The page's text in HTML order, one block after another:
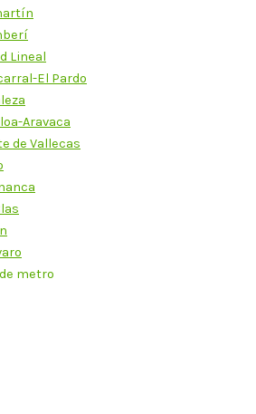
Lineal
El Pardo
Aravaca
de Vallecas
metro